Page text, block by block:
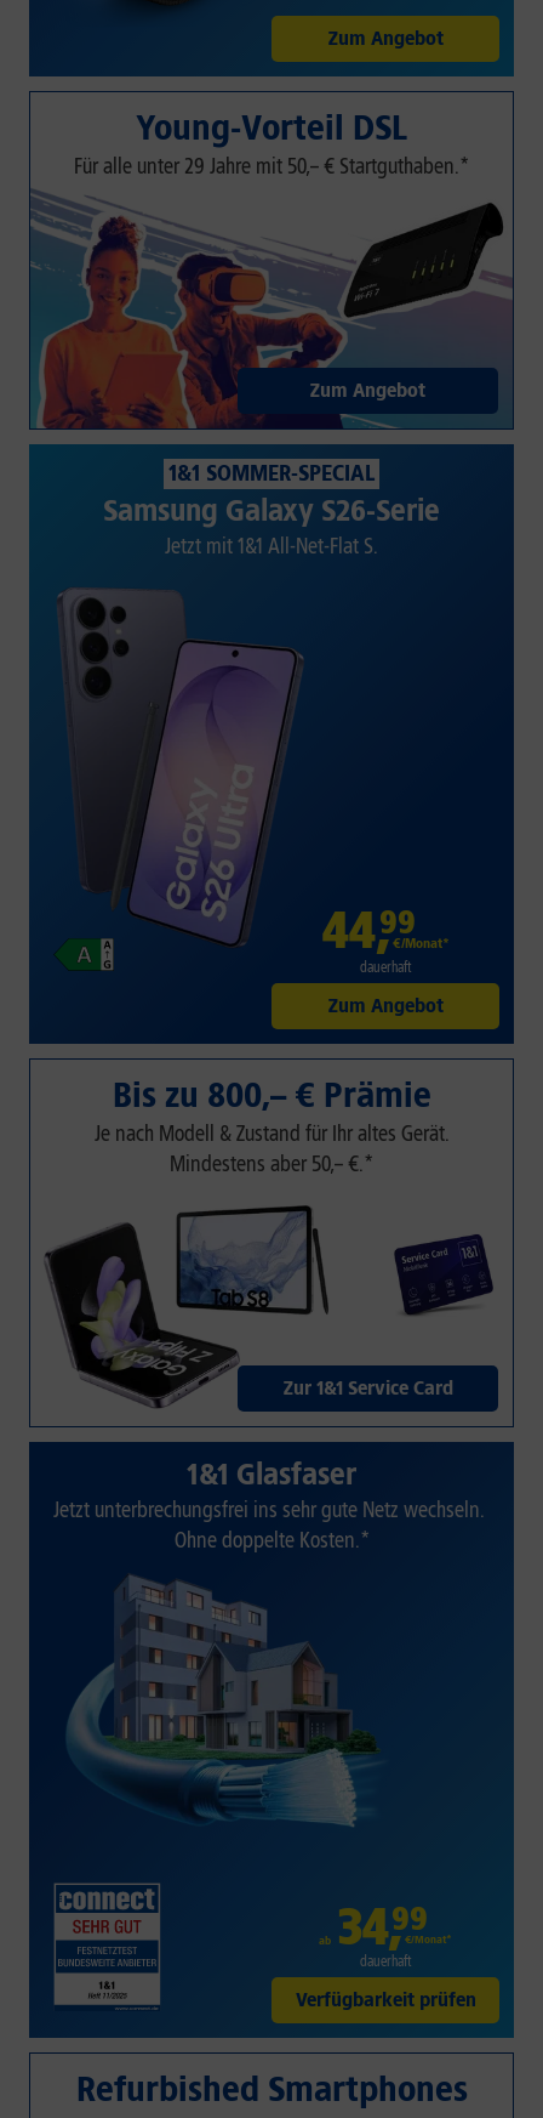
Zum Angebot
Young-Vorteil DSL
Für alle unter 29 Jahre mit 50,– € Startguthaben.*
Zum Angebot
1&1 SOMMER-SPECIAL
Samsung Galaxy S26-Serie
Jetzt mit 1&1 All-Net-Flat S.
44,99
€/Monat*
dauerhaft
Zum Angebot
Bis zu 800,– € Prämie
Je nach Modell & Zustand für Ihr altes Gerät.
Mindestens aber 50,– €.*
Zur 1&1 Service Card
1&1 Glasfaser
Jetzt unterbrechungsfrei ins sehr gute Netz wechseln.
Ohne doppelte Kosten.*
ab 34,99
€/Monat*
dauerhaft
Verfügbarkeit prüfen
Refurbished Smartphones